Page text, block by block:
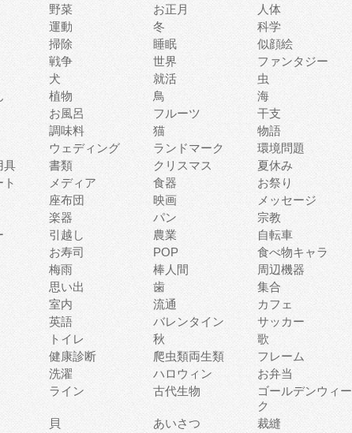
野菜 お正月
人体
運動 冬
科学
掃除 睡眠
似顔絵
戦争 世界
ファンタジー
犬 就活
虫
植物 鳥
海
お風呂 フルーツ
干支
調味料 猫
物語
ウェディング ランドマーク
環境問題
具 書類 クリスマス
夏休み
メディア 食器
お祭り
座布団 映画
メッセージ
楽器 パン
宗教
引越し 農業
自転車
お寿司 POP
食べ物キャラ
梅雨 棒人間
周辺機器
思い出 歯
集合
室内 流通
カフェ
英語 バレンタイン
サッカー
トイレ 秋
歌
健康診断 爬虫類両生類
フレーム
洗濯 ハロウィン
お弁当
ライン 古代生物
ゴールデンウィー
ク
貝 あいさつ
裁縫